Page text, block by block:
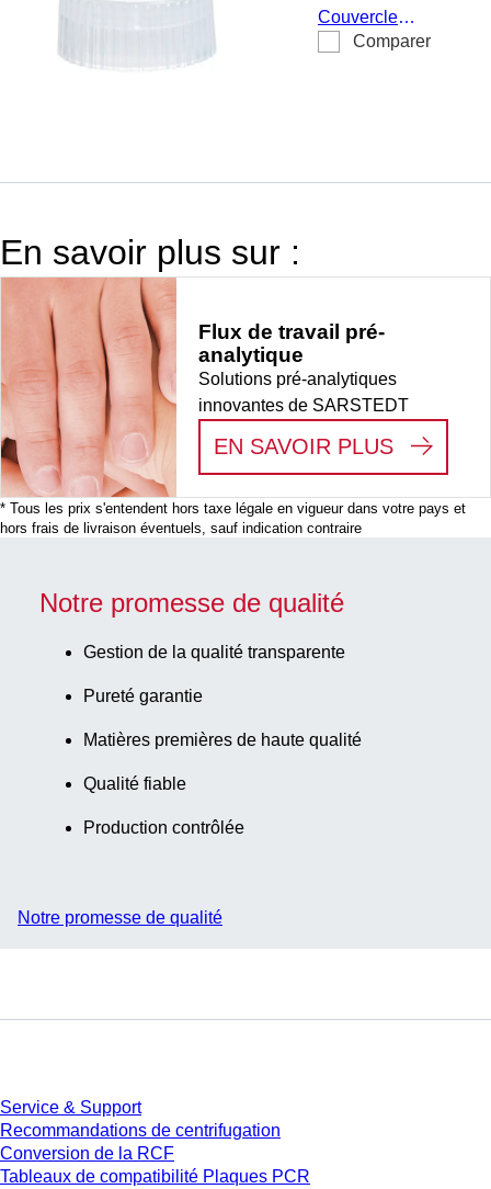
73.646,
longueur : 8
mm, LD-PE
Couvercle
pour tube à
Comparer
En savoir plus sur :
Flux de travail pré-
analytique
Solutions pré-analytiques
innovantes de SARSTEDT
EN SAVOIR PLUS: FLUX
* Tous les prix s'entendent hors taxe légale en vigueur dans votre pays et
hors frais de livraison éventuels, sauf indication contraire
Notre promesse de qualité
Gestion de la qualité transparente
Pureté garantie
Matières premières de haute qualité
Qualité fiable
Production contrôlée
Notre promesse de qualité
Service & Support
Recommandations de centrifugation
Conversion de la RCF
Tableaux de compatibilité Plaques PCR